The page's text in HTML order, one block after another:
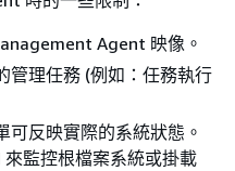
Agent 映像。
管理任務 (例如：任務執行
可反映實際的系統狀態。
監控根檔案系統或掛載